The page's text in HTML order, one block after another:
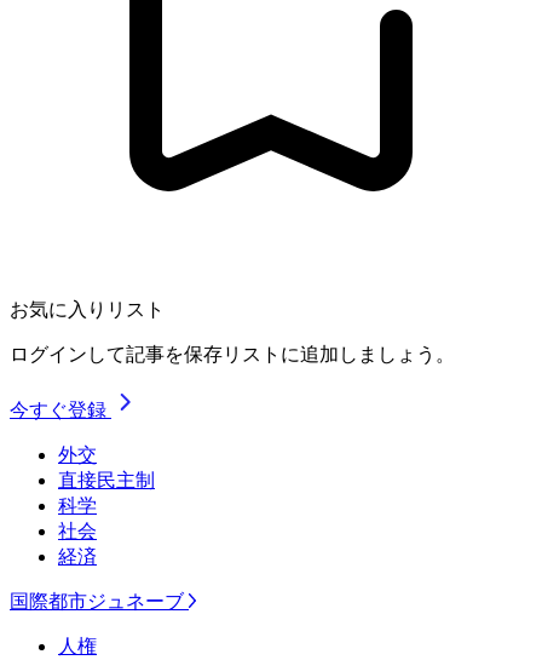
お気に入りリスト
ログインして記事を保存リストに追加しましょう。
今すぐ登録
外交
直接民主制
科学
社会
経済
国際都市ジュネーブ
人権